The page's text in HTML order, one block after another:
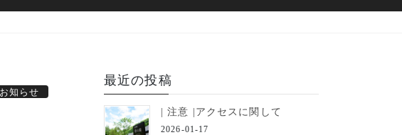
お知らせ
最近の投稿
| 注意 |アクセスに関して
2026-01-17